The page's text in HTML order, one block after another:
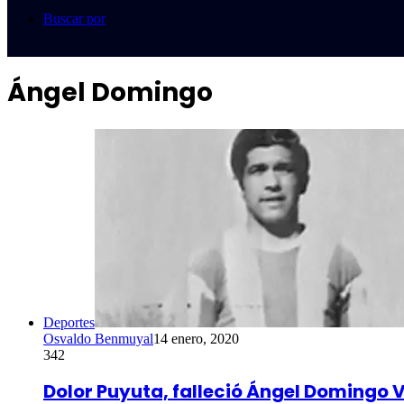
Buscar por
Ángel Domingo
Deportes
Osvaldo Benmuyal14 enero, 2020
342
Dolor Puyuta, falleció Ángel Domingo